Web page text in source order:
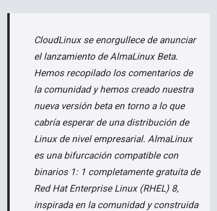
CloudLinux se enorgullece de anunciar
el lanzamiento de AlmaLinux Beta.
Hemos recopilado los comentarios de
la comunidad y hemos creado nuestra
nueva versión beta en torno a lo que
cabría esperar de una distribución de
Linux de nivel empresarial. AlmaLinux
es una bifurcación compatible con
binarios 1: 1 completamente gratuita de
Red Hat Enterprise Linux (RHEL) 8,
inspirada en la comunidad y construida